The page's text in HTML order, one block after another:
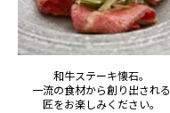
和牛ステーキ懐石。
一流の食材から創り出される
匠をお楽しみください。